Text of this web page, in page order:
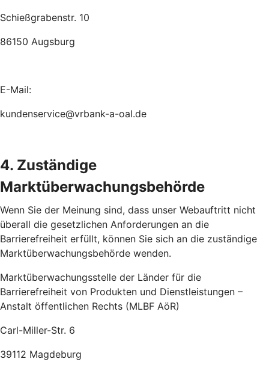
Schießgrabenstr. 10
86150 Augsburg
E-Mail:
kundenservice@vrbank-a-oal.de
4. Zuständige
Marktüberwachungsbehörde
Wenn Sie der Meinung sind, dass unser Webauftritt nicht
überall die gesetzlichen Anforderungen an die
Barrierefreiheit erfüllt, können Sie sich an die zuständige
Marktüberwachungsbehörde wenden.
Marktüberwachungsstelle der Länder für die
Barrierefreiheit von Produkten und Dienstleistungen –
Anstalt öffentlichen Rechts (MLBF AöR)
Carl-Miller-Str. 6
39112 Magdeburg